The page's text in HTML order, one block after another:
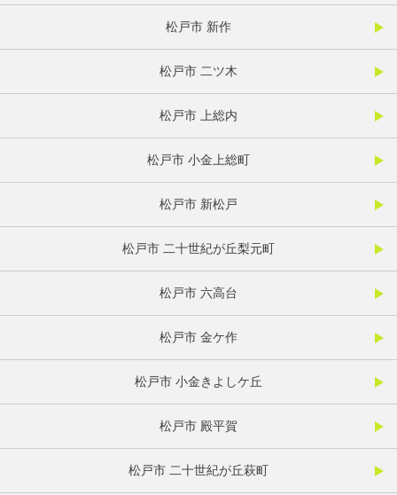
松戸市 新作
松戸市 二ツ木
松戸市 上総内
松戸市 小金上総町
松戸市 新松戸
松戸市 二十世紀が丘梨元町
松戸市 六高台
松戸市 金ケ作
松戸市 小金きよしケ丘
松戸市 殿平賀
松戸市 二十世紀が丘萩町